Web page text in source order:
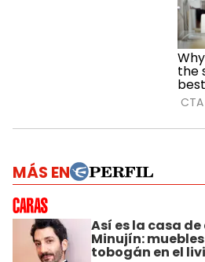
MÁS EN
Así es la casa
Minujín:
tobogán en el